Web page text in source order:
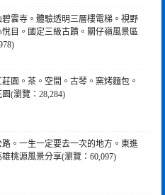
碧雲寺。體驗透明三層樓電梯。視野
目。國定三級古蹟。關仔嶺風景區
莊園。茶。空間。古琴。窯烤麵包。
(瀏覽：28,284)
路。一生一定要去一次的地方。東進
桃源風景分享(瀏覽：60,097)